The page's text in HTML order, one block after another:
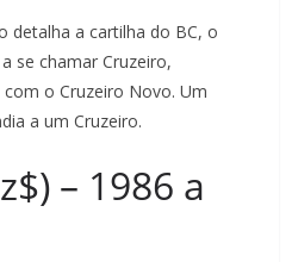
detalha a cartilha do BC, o
se chamar Cruzeiro,
o Cruzeiro Novo. Um
a um Cruzeiro.
– 1986 a